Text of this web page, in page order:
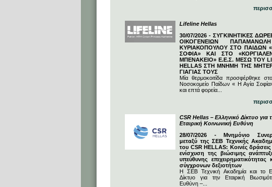
Lifeline Hellas
30/07/2026 - ΣΥΓΚΙΝΗΤΙΚΕΣ
ΟΙΚΟΓΕΝΕΙΩΝ
ΚΥΡΙΑΚΟΠΟΥΛΟΥ ΣΤΟ ΠΑΙΔΩΝ
ΣΟΦΙΑ» ΚΑΙ ΣΤΟ
ΜΠΕΝΑΚΕΙΟ» Ε.Ε.Σ. ΜΕΣΩ ΤΟΥ
HELLAS ΣΤΗ ΜΝΗΜΗ ΤΗΣ
ΓΙΑΓΙΑΣ ΤΟΥΣ
Μία θερμοκοιτίδα προσφέρθηκε
Νοσοκομείο Παίδων « Η Αγία
και επτά φορεία...
CSR Hellas – Ελληνικό Δίκτυο για
Εταιρική Κοινωνική Ευθύνη
28/07/2026 - Μνημόνιο
μεταξύ της ΣΕΒ Τεχνικής
του CSR HELLAS: Κοινές δράσεις
ενίσχυση της βιώσιμης
υπεύθυνης επιχειρηματικότητας
σύγχρονων δεξιοτήτων
Η ΣΕΒ Τεχνική Ακαδημία και το
Δίκτυο για την Εταιρική
Ευθύνη –...